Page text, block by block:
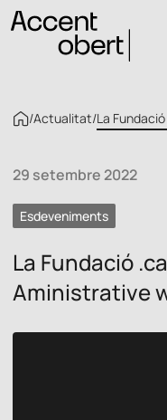
/Actualitat/La
29 setembre 2022
Esdeveniments
La Fundació
Aministrative